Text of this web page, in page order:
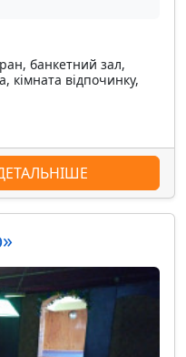
банкетний зал,
кімната відпочинку,